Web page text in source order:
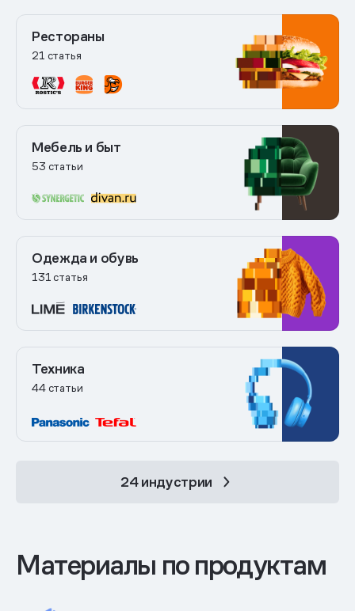
Рестораны
21 статья
Мебель и быт
53 статьи
Одежда и обувь
131 статья
Техника
44 статьи
24 индустрии
Материалы по продуктам